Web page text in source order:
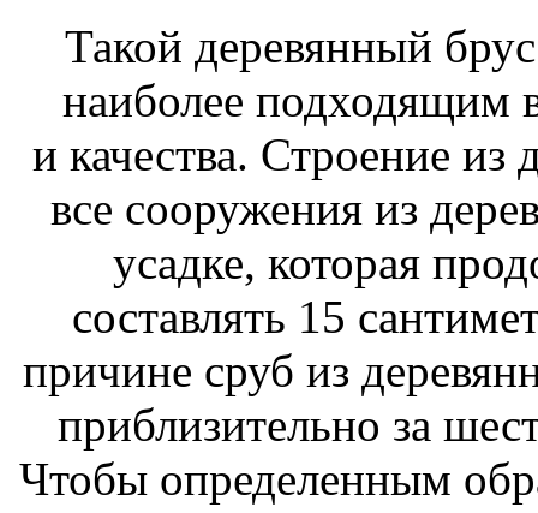
Такой деревянный брус
наиболее подходящим
и качества. Строение из
все сооружения из
усадке, которая
составлять 15
причине сруб из
приблизительно за
Чтобы определенным